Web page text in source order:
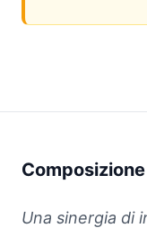
Una sinergia di